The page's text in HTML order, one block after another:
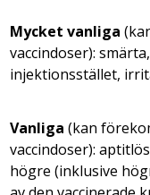
Mycket vanliga
vaccindoser):
injektionsstället,
Vanliga (kan
vaccindoser):
högre (inklusive